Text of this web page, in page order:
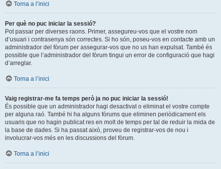
Torna a l’inici
Per què no puc iniciar la sessió?
Pot passar per diverses raons. Primer, assegureu-vos que el vostre nom
d’usuari i contrasenya són correctes. Si ho són, poseu-vos en contacte amb un
administrador del fòrum per assegurar-vos que no us han expulsat. També és
possible que l’administrador del fòrum tingui un error de configuració que hagi
d’arreglar.
Torna a l’inici
Vaig registrar-me fa temps però ja no puc iniciar la sessió!
És possible que un administrador hagi desactivat o eliminat el vostre compte
per alguna raó. També hi ha alguns fòrums que eliminen periòdicament els
usuaris que no hagin publicat res en molt de temps per tal de reduir la mida de
la base de dades. Si ha passat això, proveu de registrar-vos de nou i
involucrar-vos més en les discussions del fòrum.
Torna a l’inici